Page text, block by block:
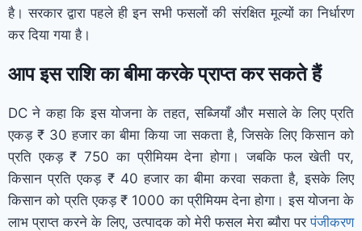
है। सरकार द्वारा पहले ही इन सभी फसलों की संरक्षित मूल्यों का निर्धारण
कर दिया गया है।
आप इस राशि का बीमा करके प्राप्त कर सकते हैं
DC ने कहा कि इस योजना के तहत, सब्जियाँ और मसाले के लिए प्रति
एकड़ ₹ 30 हजार का बीमा किया जा सकता है, जिसके लिए किसान को
प्रति एकड़ ₹ 750 का प्रीमियम देना होगा। जबकि फल खेती पर,
किसान प्रति एकड़ ₹ 40 हजार का बीमा करवा सकता है, इसके लिए
किसान को प्रति एकड़ ₹ 1000 का प्रीमियम देना होगा। इस योजना के
लाभ प्राप्त करने के लिए, उत्पादक को मेरी फसल मेरा ब्यौरा परपंजीकरण